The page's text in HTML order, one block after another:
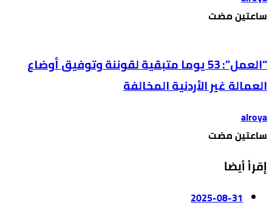
‫‫‫‏‫ساعتين مضت‬
“العمل”: 53 يوما متبقية لقوننة وتوفيق أوضاع
العمالة غير الأردنية المخالفة
alroya
‫‫‫‏‫ساعتين مضت‬
إقرأ أيضا
2025-08-31